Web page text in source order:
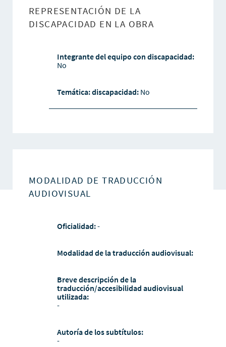
REPRESENTACIÓN DE LA
DISCAPACIDAD EN LA OBRA
Integrante del equipo con discapacidad:
No
Temática: discapacidad: No
MODALIDAD DE TRADUCCIÓN
AUDIOVISUAL
Oficialidad:-
Modalidad de la traducción audiovisual:
Breve descripción de la
traducción/accesibilidad audiovisual
utilizada:
-
Autoría de los subtítulos:
-